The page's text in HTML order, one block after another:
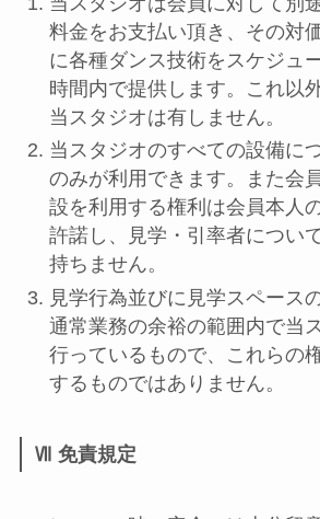
料金をお支払い頂き、その対
に各種ダンス技術をスケジュ
時間内で提供します。これ以
当スタジオは有しません。
当スタジオのすべての設備に
のみが利用できます。また会
設を利用する権利は会員本人
許諾し、見学・引率者につい
持ちません。
見学行為並びに見学スペース
通常業務の余裕の範囲内で当
行っているもので、これらの
するものではありません。
Ⅶ 免責規定